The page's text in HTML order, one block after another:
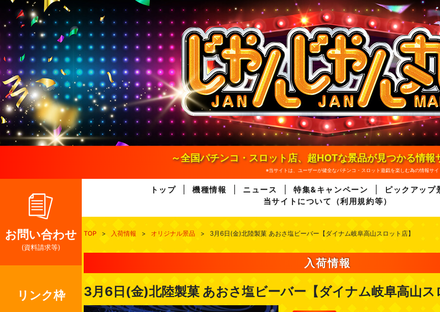
n
e
n
～全国パチンコ・スロット店、超HOTな景品が見つかる情報
※当サイトは、ユーザーが健全なパチンコ・スロット遊戯を楽しむ為の情報サイ
お問い合わせ
(資料請求等)
リンク枠
トップ 機種情報 ニュース 特集&キャンペーン ピックアップ
当サイトについて（利用規約等）
TOP > 入荷情報 > オリジナル景品 > 3月6日(金)北陸製菓 あおさ塩ビーバー【ダイナム岐阜高山スロット店】
入荷情報
3月6日(金)北陸製菓 あおさ塩ビーバー【ダイナム岐阜高山ス